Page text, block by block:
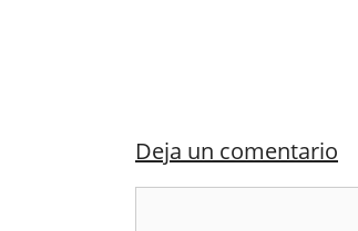
Deja un comentario